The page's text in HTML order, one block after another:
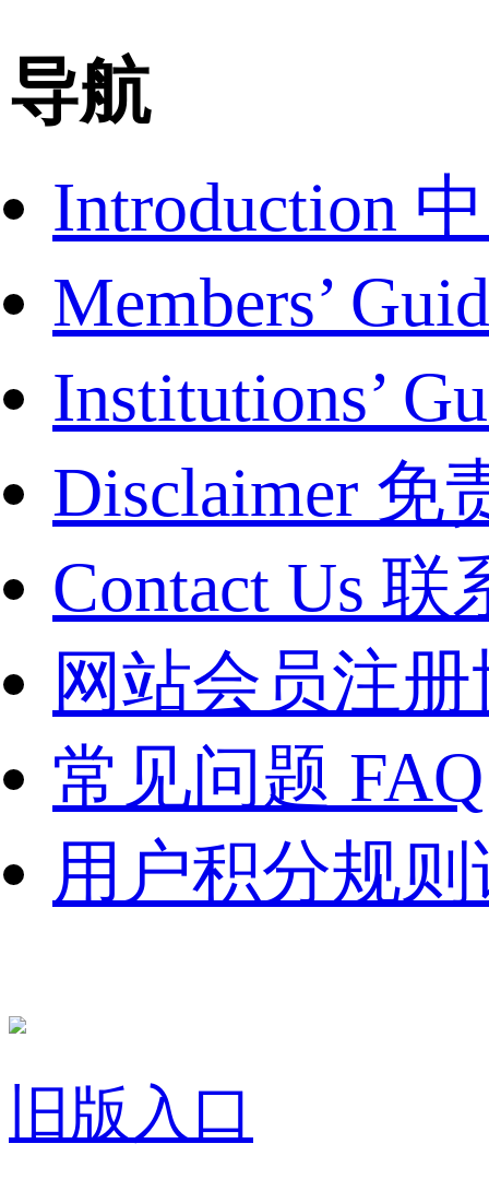
导航
Introduction
Members’
Institutions’
Disclaimer 免
Contact Us 联
网站会员注
常见问题 FAQ
用户积分规
旧版入口